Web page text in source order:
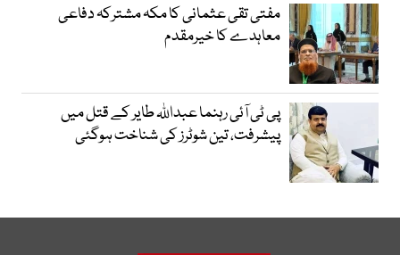
مفتی تقی عثمانی کا مکہ مشترکہ دفاعی
معاہدے کا خیرمقدم
پی ٹی آئی رہنما عبداللہ طایر کے قتل میں
پیشرفت، تین شوٹرز کی شناخت ہوگئی